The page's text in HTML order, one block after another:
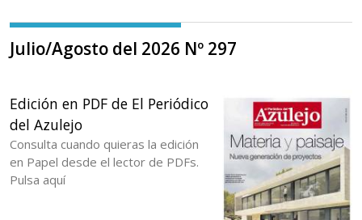
Julio/Agosto del 2026 Nº 297
Edición en PDF de El Periódico
del Azulejo
Consulta cuando quieras la edición
en Papel desde el lector de PDFs.
Pulsa aquí